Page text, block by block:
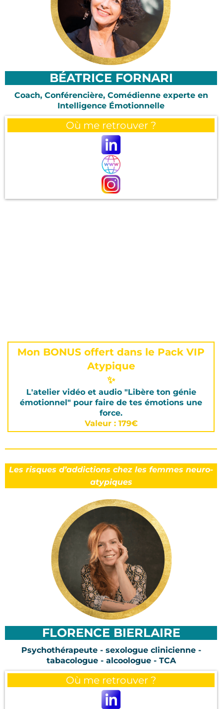
BÉATRICE FORNARI
Coach, Conférencière, Comédienne experte en
Intelligence Émotionnelle
Où me retrouver ?
Mon BONUS offert dans le Pack VIP
Atypique
✨
L'atelier vidéo et audio "Libère ton génie
émotionnel" pour faire de tes émotions une
force.
Valeur : 179€
Les risques d’addictions chez les femmes neuro-
atypiques
FLORENCE BIERLAIRE
Psychothérapeute - sexologue clinicienne -
tabacologue - alcoologue - TCA
Où me retrouver ?